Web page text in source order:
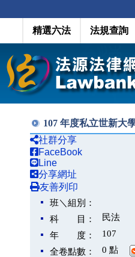
精選六法 法規查詢
107 年度私立世新大
社群分享
FaceBook
Line
分享網址
友善列印
班＼組別：
科 目：
民法
年 度：
107
全卷點數：
0 點